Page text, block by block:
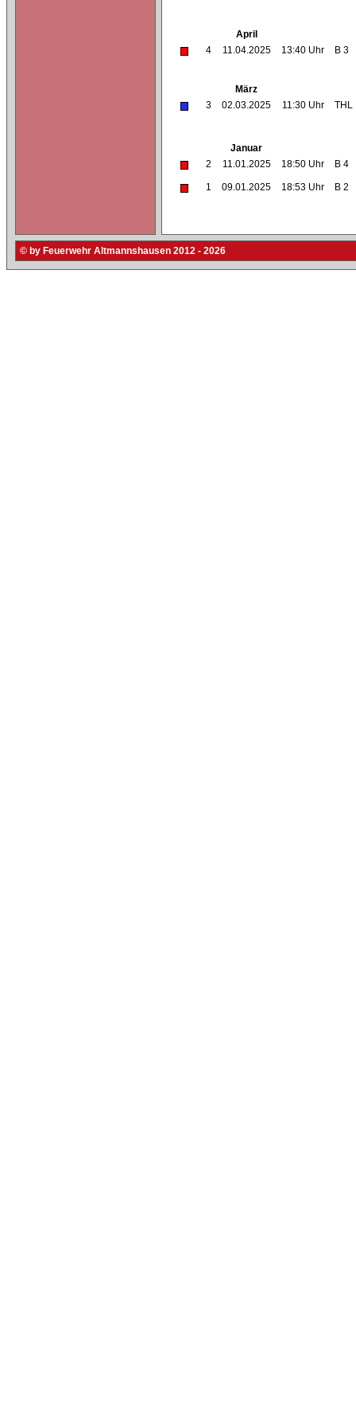
April
4
11.04.2025 13:40 Uhr B 3
März
3
02.03.2025 11:30 Uhr THL
Januar
2
11.01.2025 18:50 Uhr B 4
1 09.01.2025 18:53 Uhr B 2
© by Feuerwehr Altmannshausen 2012 - 2026